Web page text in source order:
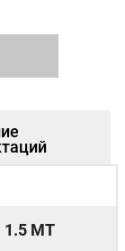
1.5 МТ